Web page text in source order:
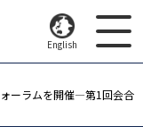
English
ォーラムを開催―第1回会合